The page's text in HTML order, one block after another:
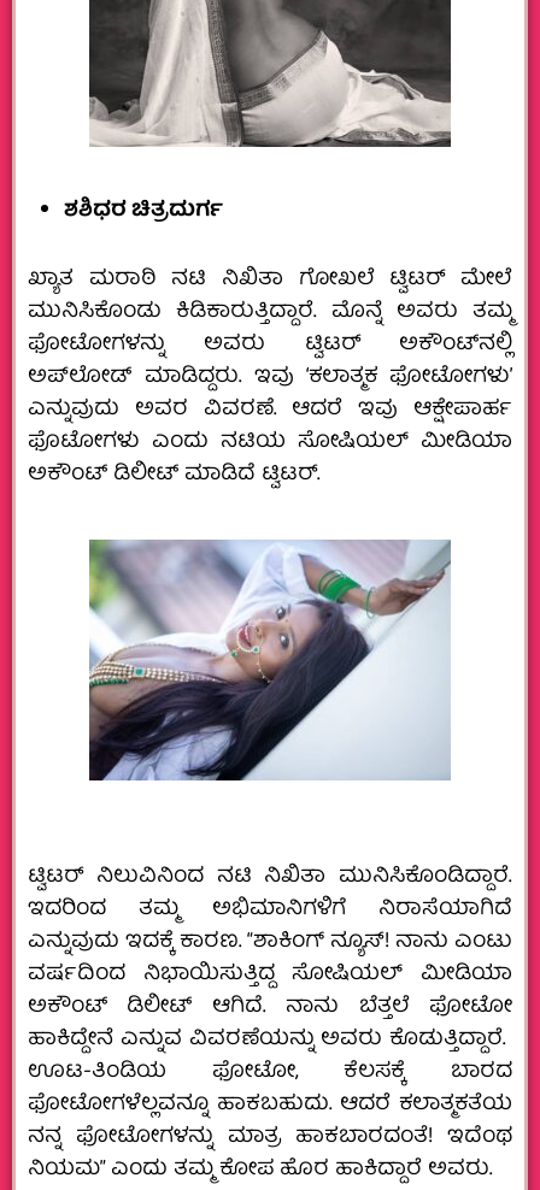
ಶಶಿಧರ ಚಿತ್ರದುರ್ಗ
ಖ್ಯಾತ ಮರಾಠಿ ನಟಿ ನಿಖಿತಾ ಗೋಖಲೆ ಟ್ವಿಟರ್‌ ಮೇಲೆ
ಮುನಿಸಿಕೊಂಡು ಕಿಡಿಕಾರುತ್ತಿದ್ದಾರೆ. ಮೊನ್ನೆ ಅವರು ತಮ್ಮ
ಫೋಟೋಗಳನ್ನು ಅವರು ಟ್ವಿಟರ್‌ ಅಕೌಂಟ್‌ನಲ್ಲಿ
ಅಪ್‌ಲೋಡ್ ಮಾಡಿದ್ದರು. ಇವು ‘ಕಲಾತ್ಮಕ ಫೋಟೋಗಳು’
ಎನ್ನುವುದು ಅವರ ವಿವರಣೆ. ಆದರೆ ಇವು ಆಕ್ಷೇಪಾರ್ಹ
ಫೊಟೋಗಳು ಎಂದು ನಟಿಯ ಸೋಷಿಯಲ್ ಮೀಡಿಯಾ
ಅಕೌಂಟ್ ಡಿಲೀಟ್ ಮಾಡಿದೆ ಟ್ವಿಟರ್‌.
ಟ್ವಿಟರ್ ನಿಲುವಿನಿಂದ ನಟಿ ನಿಖಿತಾ ಮುನಿಸಿಕೊಂಡಿದ್ದಾರೆ.
ಇದರಿಂದ ತಮ್ಮ ಅಭಿಮಾನಿಗಳಿಗೆ ನಿರಾಸೆಯಾಗಿದೆ
ಎನ್ನುವುದು ಇದಕ್ಕೆ ಕಾರಣ. “ಶಾಕಿಂಗ್ ನ್ಯೂಸ್‌! ನಾನು ಎಂಟು
ವರ್ಷದಿಂದ ನಿಭಾಯಿಸುತ್ತಿದ್ದ ಸೋಷಿಯಲ್ ಮೀಡಿಯಾ
ಅಕೌಂಟ್ ಡಿಲೀಟ್ ಆಗಿದೆ. ನಾನು ಬೆತ್ತಲೆ ಫೋಟೋ
ಹಾಕಿದ್ದೇನೆ ಎನ್ನುವ ವಿವರಣೆಯನ್ನು ಅವರು ಕೊಡುತ್ತಿದ್ದಾರೆ.
ಊಟ-ತಿಂಡಿಯ ಫೋಟೋ, ಕೆಲಸಕ್ಕೆ ಬಾರದ
ಫೋಟೋಗಳೆಲ್ಲವನ್ನೂ ಹಾಕಬಹುದು. ಆದರೆ ಕಲಾತ್ಮಕತೆಯ
ನನ್ನ ಫೋಟೋಗಳನ್ನು ಮಾತ್ರ ಹಾಕಬಾರದಂತೆ! ಇದೆಂಥ
ನಿಯಮ” ಎಂದು ತಮ್ಮ ಕೋಪ ಹೊರ ಹಾಕಿದ್ದಾರೆ ಅವರು.